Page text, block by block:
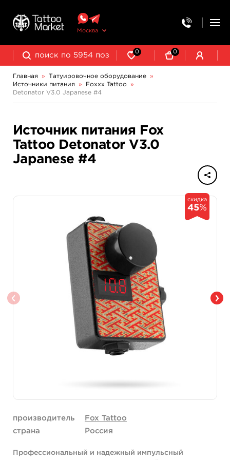
Москва
0 0
Главная » Татуировочное оборудование
»
Источники питания
» Foxxx Tattoo
»
Detonator V3.0 Japanese #4
Источник питания Fox
Tattoo Detonator V3.0
Japanese #4
производитель
Fox Tattoo
страна
Россия
Профессиональный и надежный импульсный
скидка
45%